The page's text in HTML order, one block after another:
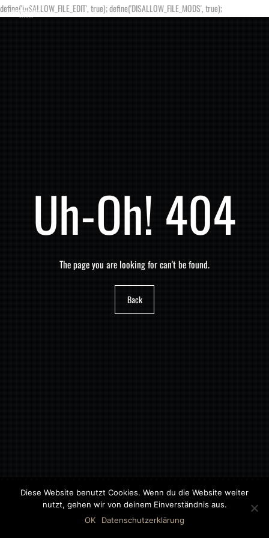
define('DISALLOW_FILE_EDIT', true); define('DISALLOW_FILE_MODS', true);
Uh-Oh! 404
The page you are looking for can't be found.
Back
©2018 MWB – MOTORWAGEN BERNAU GMBH
Diese Website benutzt Cookies. Wenn du die Website weiter
nutzt, gehen wir von deinem Einverständnis aus.
OK
Datenschutzerklärung